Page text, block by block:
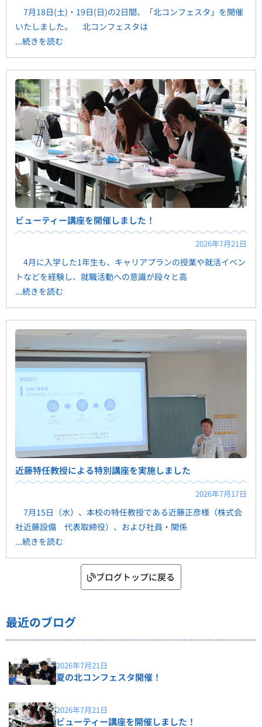
7月18日(土)・19日(日)の2日間、「北コンフェスタ」を開催
いたしました。 北コンフェスタは
...続きを読む
ビューティー講座を開催しました！
2026年7月21日
4月に入学した1年生も、キャリアプランの授業や就活イベン
トなどを経験し、就職活動への意識が段々と高
...続きを読む
近藤特任教授による特別講座を実施しました
2026年7月17日
7月15日（水）、本校の特任教授である近藤正彦様（株式会
社近藤設備 代表取締役）、および社員・関係
...続きを読む
ブログトップに戻る
最近のブログ
2026年7月21日
夏の北コンフェスタ開催！
2026年7月21日
ビューティー講座を開催しました！